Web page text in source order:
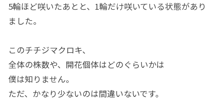
5輪ほど咲いたあとと、1輪だけ咲いている状態があり
ました。
このチチジマクロキ、
全体の株数や、開花個体はどのぐらいかは
僕は知りません。
ただ、かなり少ないのは間違いないです。